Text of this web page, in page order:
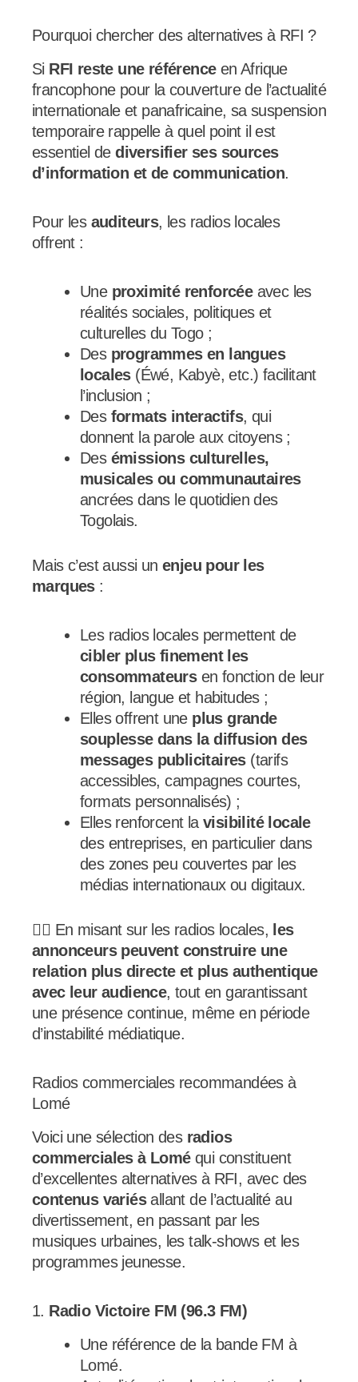
Pourquoi chercher des alternatives à RFI ?
Si RFI reste une référenceen Afrique
francophone pour la couverture de l’actualité
internationale et panafricaine, sa suspension
temporaire rappelle à quel point il est
essentiel dediversifier ses sources
d’information et de communication.
Pour les auditeurs, les radios locales
offrent :
Une proximité renforcéeavec les
réalités sociales, politiques et
culturelles du Togo ;
Des programmes en langues
locales(Éwé, Kabyè, etc.) facilitant
l’inclusion ;
Des formats interactifs, qui
donnent la parole aux citoyens ;
Des émissions culturelles,
musicales ou communautaires
ancrées dans le quotidien des
Togolais.
Mais c’est aussi un enjeu pour les
marques:
Les radios locales permettent de
cibler plus finement les
consommateursen fonction de leur
région, langue et habitudes ;
Elles offrent une plus grande
souplesse dans la diffusion des
messages publicitaires(tarifs
accessibles, campagnes courtes,
formats personnalisés) ;
Elles renforcent la visibilité locale
des entreprises, en particulier dans
des zones peu couvertes par les
médias internationaux ou digitaux.
👉🏾 En misant sur les radios locales, les
annonceurs peuvent construire une
relation plus directe et plus authentique
avec leur audience, tout en garantissant
une présence continue, même en période
d’instabilité médiatique.
Radios commerciales recommandées à
Lomé
Voici une sélection des radios
commerciales à Loméqui constituent
d’excellentes alternatives à RFI, avec des
contenus variésallant de l’actualité au
divertissement, en passant par les
musiques urbaines, les talk-shows et les
programmes jeunesse.
1. Radio Victoire FM (96.3 FM)
Une référence de la bande FM à
Lomé.